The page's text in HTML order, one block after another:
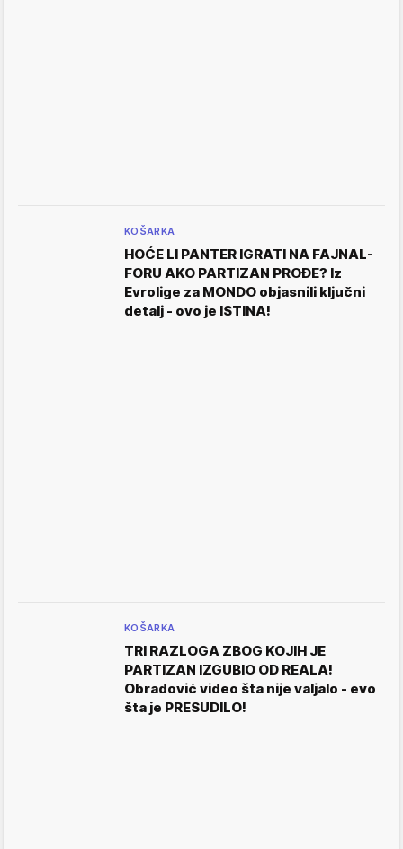
KOŠARKA
HOĆE LI PANTER IGRATI NA FAJNAL-
FORU AKO PARTIZAN PROĐE? Iz
Evrolige za MONDO objasnili ključni
detalj - ovo je ISTINA!
KOŠARKA
TRI RAZLOGA ZBOG KOJIH JE
PARTIZAN IZGUBIO OD REALA!
Obradović video šta nije valjalo - evo
šta je PRESUDILO!